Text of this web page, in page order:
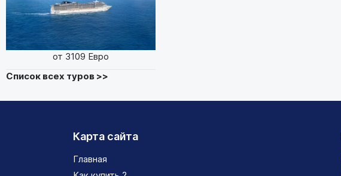
от 3109 Евро
Список всех туров >>
Карта сайта
Главная